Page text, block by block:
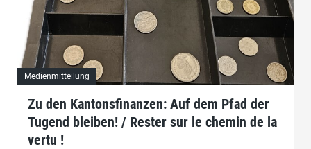
Medienmitteilung
Zu den Kantonsfinanzen: Auf dem Pfad der
Tugend bleiben! / Rester sur le chemin de la
vertu !